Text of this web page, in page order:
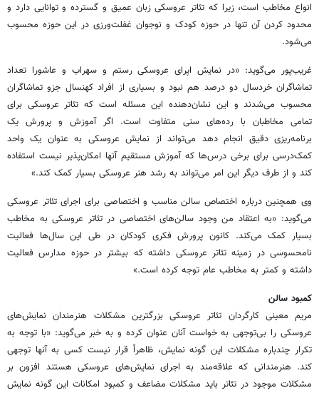
انواع مخاطب است، زیرا که تئاتر عروسکی زبان عمیق و گسترده و توانایی دارد و
محدود کردن آن تنها در حوزه کودک و نوجوان غفلت‌ورزی در این حوزه محسوب
می‌شود.
غریب‌پور می‌گوید: «در نمایش اپرای عروسکی رستم و سهراب و عاشورا تعداد
تماشاگران خردسال دو درصد هم نبود و بسیاری از افراد کهنسال جزو تماشاگران
محسوب می‌شدند و این نشان‌دهنده این مسئله است که تئاتر عروسکی برای
تمامی مخاطبان با رده‌های سنی متفاوت است. اگر آموزش و پرورش یک
برنامه‌ریزی دقیق انجام دهد می‌تواند از نمایش عروسکی به عنوان یک واحد
کمک‌درسی برای برخی درس‌ها که آموزش مستقیم آنها امکان‌پذیر نیست استفاده
کند و از طرف دیگر این امر می‌تواند به رشد هنر عروسکی بسیار کمک کند.»
وی همچنین درباره اختصاص سالن مناسب و اختصاصی برای اجرای تئاتر عروسکی
می‌گوید: «به اعتقاد من وجود سالن‌های اختصاصی در تئاتر عروسکی به مخاطب
بسیار کمک می‌کند. کانون پرورش فکری کودکان در طی این سال‌ها فعالیت
نامحسوسی در زمینه تئاتر عروسکی داشته که بیشتر در حوزه مدارس فعالیت
داشته و کمتر به مخاطب عام توجه کرده است.»
کمبود سالن
مریم معینی کارگردان تئاتر عروسکی بزرگترین مشکلات هنرمندان نمایش‌های
عروسکی را بی‌توجهی به خواست آنان عنوان کرده و به خبر می‌گوید: «با توجه به
تکرار چندباره مشکلات این گونه نمایش، ظاهراً قرار نیست کسی به آنها توجهی
کند. هنرمندانی که علاقه‌مند به اجرای نمایش‌های عروسکی هستند افزون بر
مشکلات موجود در تئاتر باید مشکلات مضاعف و کمبود امکانات این گونه نمایش